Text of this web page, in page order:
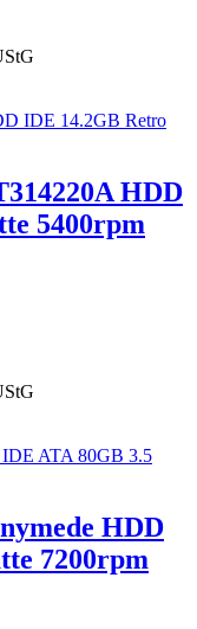
HDD
5400rpm
HDD
7200rpm